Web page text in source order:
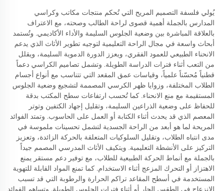
يُولي فلسفة التصميم المريح التي تُحكم منتجات مكاتب وكراسي
المدارس بالجملة أهمية قصوى لراحة الطالب وصحته، مع الاعتراف
بالعلاقة المباشرة بين وضعية الجلوس السليمة والأداء الأكاديمي. وتُستمد
أبحاث واسعة في مجال الراحة التعليمية لتوجيه تطوير الأثاث الذي يدعم
الانحناء الطبيعي للعمود الفقري، ويعزز الدورة الدموية السليمة، ويقلل
من التعب أثناء فترات الدراسة الطويلة. وتشمل تصاميم الكراسي دعماً
قطنياً مُحسّناً علمياً، وقياسات عمق المقعد التي تتناسب مع أنواع أجسام
الطلاب المختلفة، وزوايا ظهر الكرسي المصممة لتشجيع وضعية الجلوس
المستقيمة مع منع الانحناء. كما تُحسب ارتفاعات سطح المكتب بدقة
للحفاظ على وضعية الذراعين السليمة، وتقليل إجهاد الكتفين وتوتر
المعصم الذي قد يحدث أثناء الكتابة أو العمل على الحاسوب. وتمتد الفوائد
المريحة لما هو أبعد من الراحة الجسدية لتشمل تحسينات ملموسة في
مدى انتباه الطلاب، وتقليل السلوكيات المتعلقة بالحركة الزائدة، وتعزيز
التركيز على الأنشطة التعليمية. ويتكيف الأثاث المدرسي المصمم جيداً
بالجملة مع أنماط الحركة الطبيعية للطلاب، مع توفير دعم مستقر يمنع
الاهتزاز أو التحرك المزعج أثناء الاستخدام. كما تمنع المواد القابلة للتهوية
المستخدمة في أسطح المقاعد تراكم الحرارة والرطوبة التي قد تسبب
الانزعاج في الطقس الحار أو أثناء فترات الجلوس الطويلة. وتساهم الفوائد